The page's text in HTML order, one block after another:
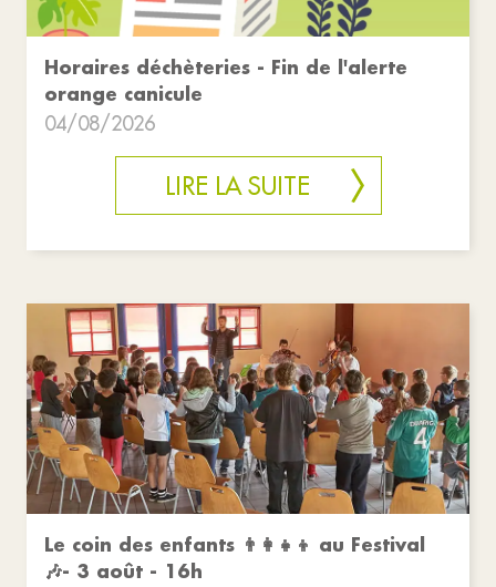
Horaires déchèteries - Fin de l'alerte
orange canicule
04/08/2026
LIRE LA SUITE
Le coin des enfants 👨‍👩‍👧‍👦 au Festival
🎶- 3 août - 16h